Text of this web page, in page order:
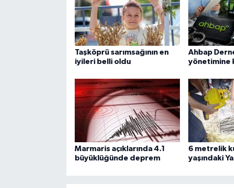
Taşköprü sarımsağının en
iyileri belli oldu
Ahbap
yönetimine
Marmaris açıklarında 4.1
büyüklüğünde deprem
6 metrelik
yaşındaki